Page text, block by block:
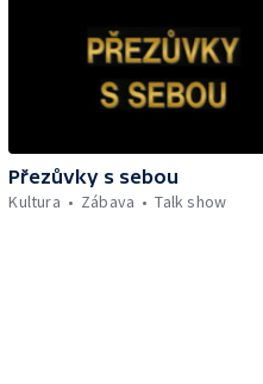
Přezůvky s sebou
Kultura
Zábava Talk show